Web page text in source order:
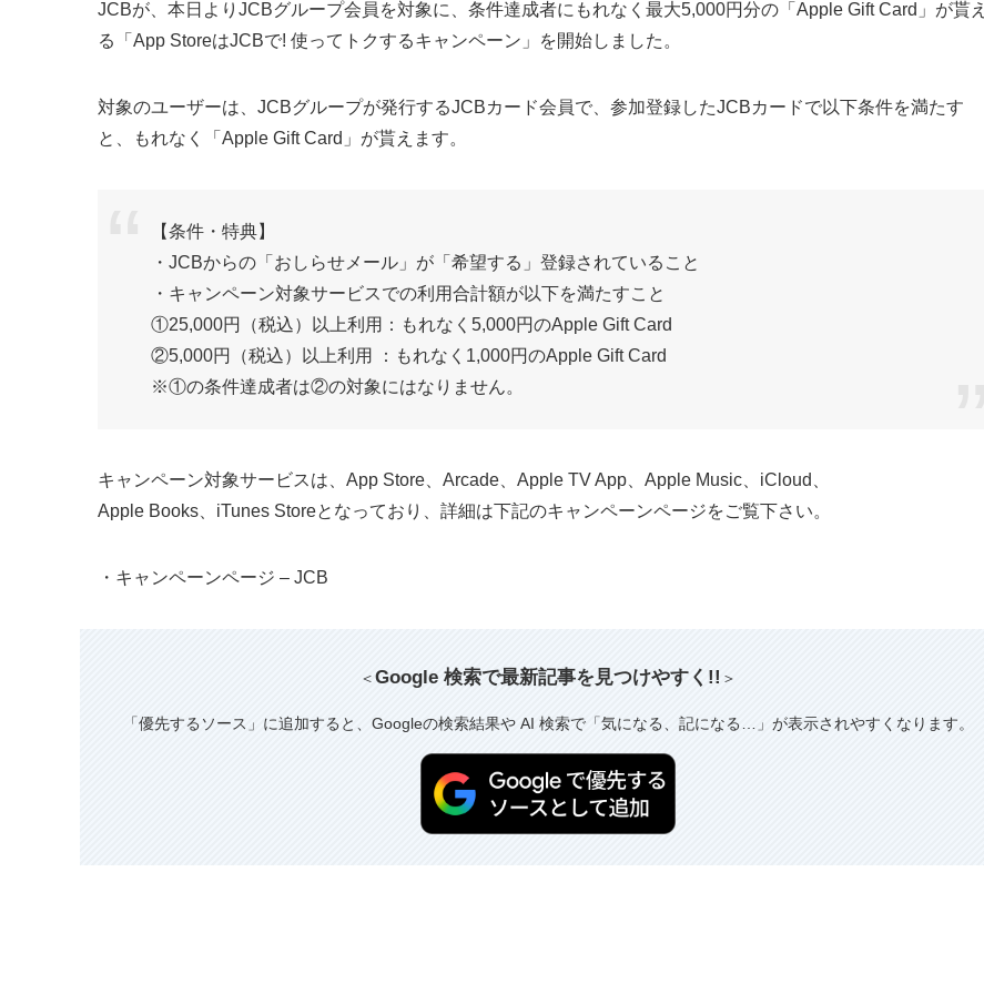
JCBが、本日よりJCBグループ会員を対象に、条件達成者にもれなく最大5,000円分の「Apple Gift Card」が貰え
る「App StoreはJCBで! 使ってトクするキャンペーン」を開始しました。
対象のユーザーは、JCBグループが発行するJCBカード会員で、参加登録したJCBカードで以下条件を満たす
と、もれなく「Apple Gift Card」が貰えます。
【条件・特典】
・JCBからの「おしらせメール」が「希望する」登録されていること
・キャンペーン対象サービスでの利用合計額が以下を満たすこと
①25,000円（税込）以上利用：もれなく5,000円のApple Gift Card
②5,000円（税込）以上利用 ：もれなく1,000円のApple Gift Card
※①の条件達成者は②の対象にはなりません。
キャンペーン対象サービスは、App Store、Arcade、Apple TV App、Apple Music、iCloud、
Apple Books、iTunes Storeとなっており、詳細は下記のキャンペーンページをご覧下さい。
・キャンペーンページ – JCB
＜Google 検索で最新記事を見つけやすく!! ＞
「優先するソース」に追加すると、Googleの検索結果や AI 検索で「気になる、記になる…」が表示されやすくなります。